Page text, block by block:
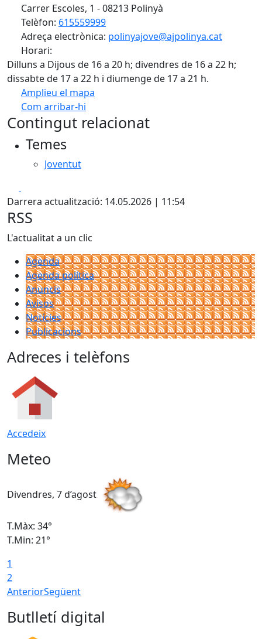
Carrer Escoles, 1 - 08213 Polinyà
Telèfon: 615559999
Adreça electrònica: polinyajove@ajpolinya.cat
Horari:
Dilluns a Dijous de 16 a 20 h; divendres de 16 a 22 h;
dissabte de 17 a 22 h i diumenge de 17 a 21 h.
Amplieu el mapa
Com arribar-hi
+
Contingut relacionat
Temes
Joventut
Darrera actualització: 14.05.2026 | 11:54
RSS
L'actualitat a un clic
Agenda
Agenda política
Anuncis
Avisos
Notícies
Publicacions
Adreces i telèfons
Accedeix
Meteo
Divendres, 7 d’agost
T.Màx: 34°
T.Min: 21°
1
2
AnteriorSegüent
Butlletí digital